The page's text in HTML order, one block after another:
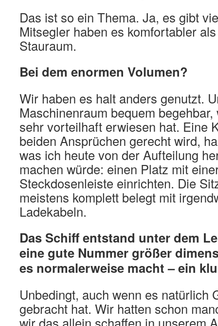
Das ist so ein Thema. Ja, es gibt
Mitsegler haben es komfortabler
Stauraum.
Bei dem enormen Volumen?
Wir haben es halt anders genutzt.
Maschinenraum bequem
sehr vorteilhaft erwiesen hat. Eine
beiden Ansprüchen gerecht wird,
was ich heute von der Aufteilung
machen würde: einen Platz mit
Steckdosenleiste einrichten. Die
meistens komplett belegt mit
Ladekabeln.
Das Schiff entstand unter dem
eine gute Nummer größer
es normalerweise macht – ein
Unbedingt, auch wenn es natürlich
gebracht hat. Wir hatten schon